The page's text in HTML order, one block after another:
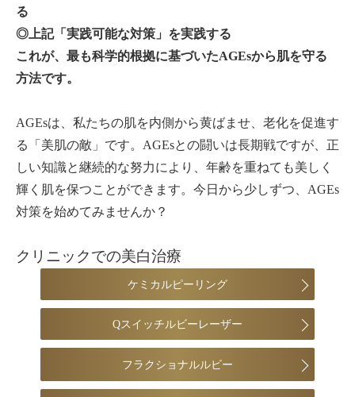
る
◎上記「実践可能な対策」を実践する
これが、最も科学的根拠に基づいたAGEsから肌を守る
方法です。
AGEsは、私たちの肌を内側から黄ばませ、老化を促進す
る「美肌の敵」です。AGEsとの闘いは長期戦ですが、正
しい知識と継続的な努力により、年齢を重ねても美しく
輝く肌を保つことができます。今日から少しずつ、AGEs
対策を始めてみませんか？
クリニックでの美白治療
ケミカルピーリング
Qスイッチルビーレーザー
フラクショナルルビー